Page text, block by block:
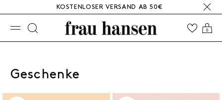
KOSTENLOSER VERSAND AB 50€
0
☰
Geschenke